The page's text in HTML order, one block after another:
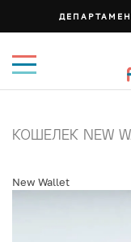
КОШЕЛЕК NEW
New Wallet